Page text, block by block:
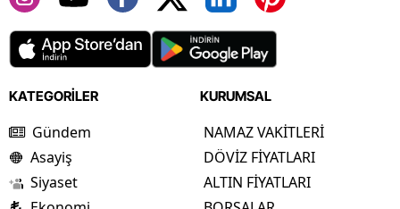
KATEGORİLER
Gündem
Asayiş
Siyaset
KURUMSAL
NAMAZ VAKİTLERİ
DÖVİZ FİYATLARI
ALTIN FİYATLARI